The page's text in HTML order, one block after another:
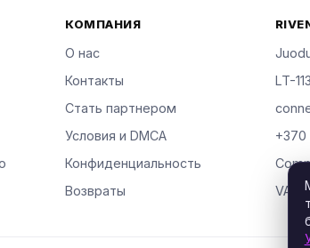
КОМПАНИЯ
О нас
Контакты
Стать партнером
Условия и DMCA
Конфиденциальность
Возвраты
LT-
VAT: